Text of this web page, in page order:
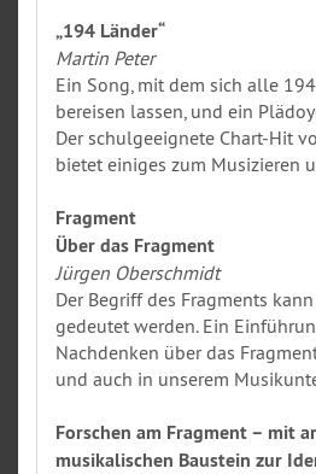
„194 Länder“
Martin Peter
Ein Song, mit dem sich alle
bereisen lassen, und ein
Der schulgeeignete Chart-Hit
bietet einiges zum Musizieren
Fragment
Über das Fragment
Jürgen Oberschmidt
Der Begriff des Fragments
gedeutet werden. Ein
Nachdenken über das
und auch in unserem
Forschen am Fragment – mit
musikalischen Baustein zur